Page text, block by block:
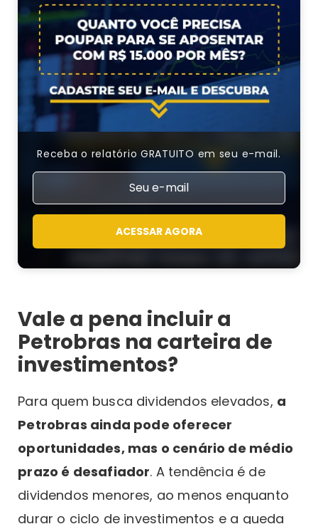
Receba o relatório GRATUITO em seu e-mail.
ACESSAR AGORA
Vale a pena incluir a
Petrobras na carteira de
investimentos?
Para quem busca dividendos elevados, a
Petrobras ainda pode oferecer
oportunidades, mas o cenário de médio
prazo é desafiador. A tendência é de
dividendos menores, ao menos enquanto
durar o ciclo de investimentos e a queda